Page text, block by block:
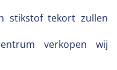
stikstof tekort zullen
verkopen wij